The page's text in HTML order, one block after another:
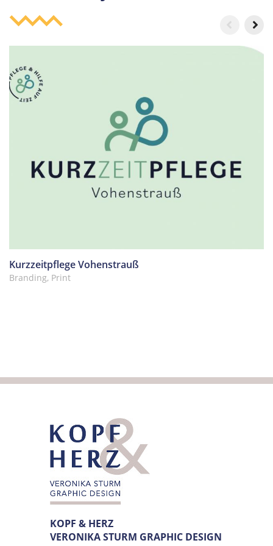
Innteil Flyer Missionsbrücke
Kurzzeitpflege Vohenstrauß
Branding, Print
KOPF & HERZ
VERONIKA STURM GRAPHIC DESIGN